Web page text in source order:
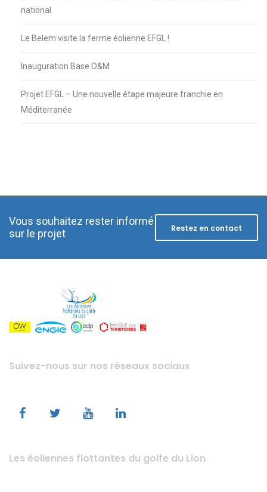
national
Le Belem visite la ferme éolienne EFGL !
Inauguration Base O&M
Projet EFGL – Une nouvelle étape majeure franchie en
Méditerranée
Vous souhaitez rester informé
sur le projet
Restez en contact
Suivez-nous sur nos réseaux sociaux
Les éoliennes flottantes du golfe du Lion